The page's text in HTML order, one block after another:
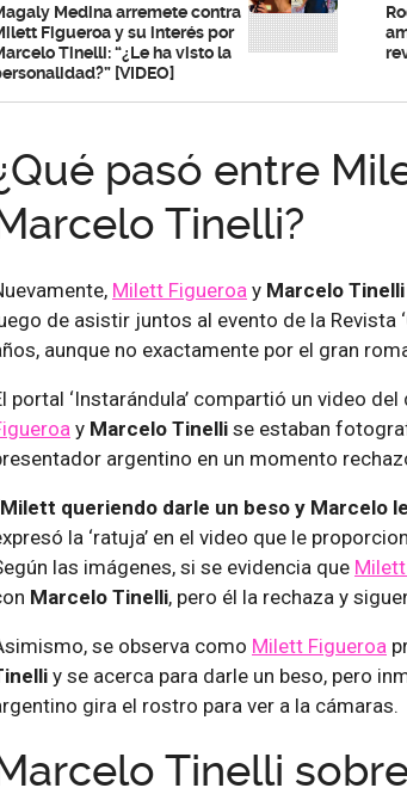
Medina arremete contra
Figueroa y su interés por
Tinelli: “¿Le ha visto la
[VIDEO]
pasó entre
Tinelli?
Milett Figueroa y Marcelo Tinelli
de asistir juntos al evento de la Revista
aunque no exactamente por el gran
portal ‘Instarándula’ compartió un video
y Marcelo Tinelli se estaban
argentino en un momento
queriendo darle un beso y Marcelo
la ‘ratuja’ en el video que le
las imágenes, si se evidencia que
Marcelo Tinelli, pero él la rechaza y
se observa como Milett Figueroa
y se acerca para darle un beso, pero
gira el rostro para ver a la cámaras.
Tinelli